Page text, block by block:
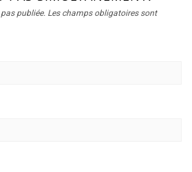
publiée. Les champs obligatoires sont